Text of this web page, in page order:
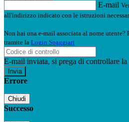
E-mail
all'indirizzo indicato con le istruzioni
Non hai una e-mail associata al nome utente?
tramite la Login Spaggiari
E-mail inviata, si prega di controllare la
Errore
Chiudi
Successo